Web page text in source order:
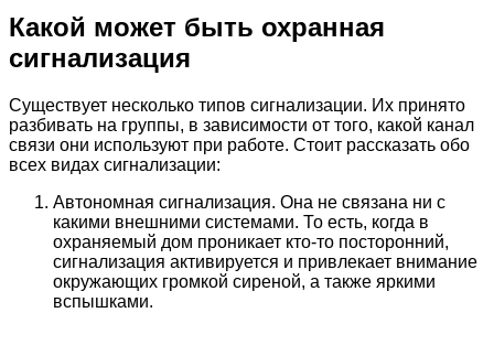
Какой может быть охранная
сигнализация
Существует несколько типов сигнализации. Их принято
разбивать на группы, в зависимости от того, какой канал
связи они используют при работе. Стоит рассказать обо
всех видах сигнализации:
Автономная сигнализация. Она не связана ни с
какими внешними системами. То есть, когда в
охраняемый дом проникает кто-то посторонний,
сигнализация активируется и привлекает внимание
окружающих громкой сиреной, а также яркими
вспышками.